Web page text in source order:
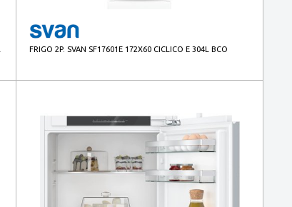
FRIGO 2P. SVAN SF17601E 172X60 CICLICO E 304L BCO